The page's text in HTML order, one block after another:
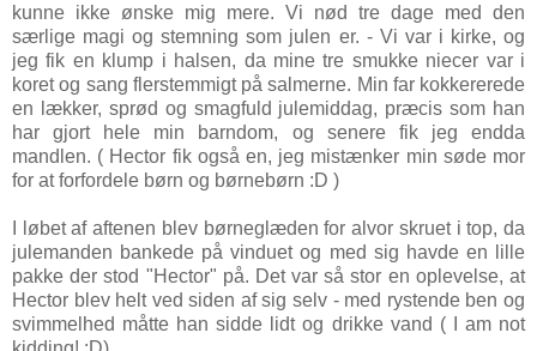
kunne ikke ønske mig mere. Vi nød tre dage med den
særlige magi og stemning som julen er. - Vi var i kirke, og
jeg fik en klump i halsen, da mine tre smukke niecer var i
koret og sang flerstemmigt på salmerne. Min far kokkererede
en lækker, sprød og smagfuld julemiddag, præcis som han
har gjort hele min barndom, og senere fik jeg endda
mandlen. ( Hector fik også en, jeg mistænker min søde mor
for at forfordele børn og børnebørn :D )
I løbet af aftenen blev børneglæden for alvor skruet i top, da
julemanden bankede på vinduet og med sig havde en lille
pakke der stod "Hector" på. Det var så stor en oplevelse, at
Hector blev helt ved siden af sig selv - med rystende ben og
svimmelhed måtte han sidde lidt og drikke vand ( I am not